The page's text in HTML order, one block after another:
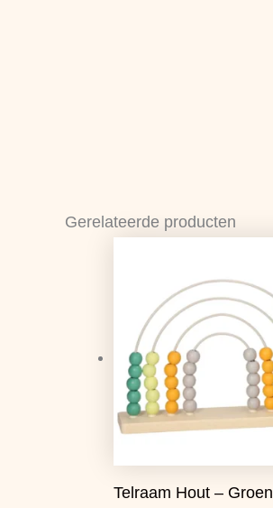
Gerelateerde producten
Telraam Hout – Groen